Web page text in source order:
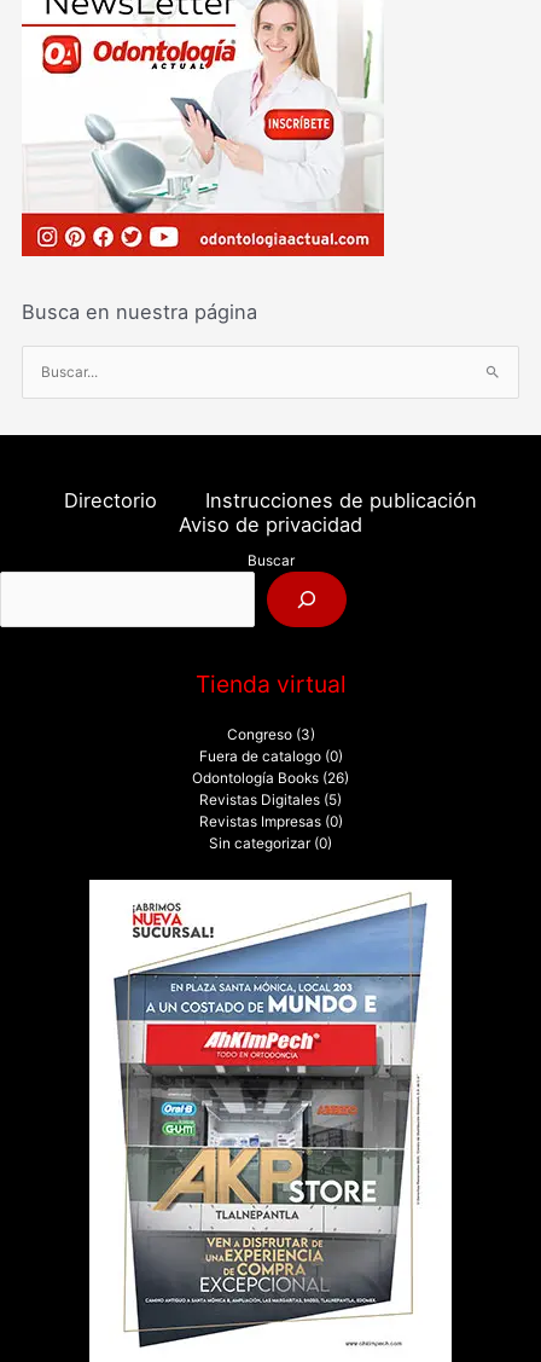
Busca en nuestra página
u
s
o
:
Directorio
Instrucciones de publicación
Aviso de privacidad
Buscar
Tienda virtual
Congreso (3)
Fuera de catalogo (0)
Odontología Books (26)
Revistas Digitales (5)
Revistas Impresas (0)
Sin categorizar (0)